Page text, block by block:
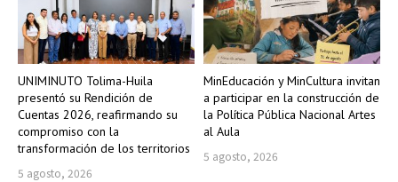
UNIMINUTO Tolima-Huila
presentó su Rendición de
Cuentas 2026, reafirmando su
compromiso con la
transformación de los territorios
5 agosto, 2026
MinEducación y MinCultura invitan
a participar en la construcción de
la Política Pública Nacional Artes
al Aula
5 agosto, 2026